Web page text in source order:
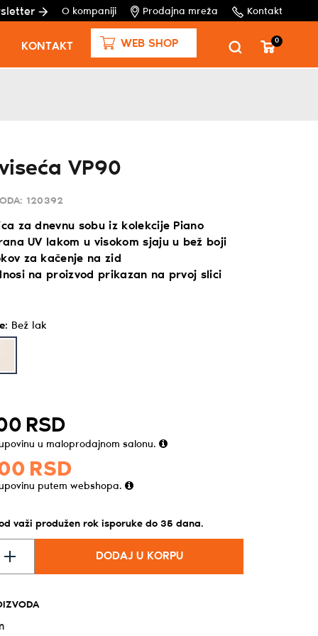
O kompaniji Prodajna mreža Kontakt
KONTAKT WEB SHOP 0
VP90
120392
za dnevnu sobu iz kolekcije Piano
UV lakom u visokom sjaju u bež boji
za kačenje na zid
na proizvod prikazan na prvoj slici
: Bež lak
RSD
u maloprodajnom salonu.
RSD
putem webshopa.
važi produžen rok isporuke do35 dana.
DODAJ U KORPU